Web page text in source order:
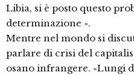
Libia, si è posto questo
determinazione ».
Mentre nel mondo si
parlare di crisi del
osano infrangere. «Lungi